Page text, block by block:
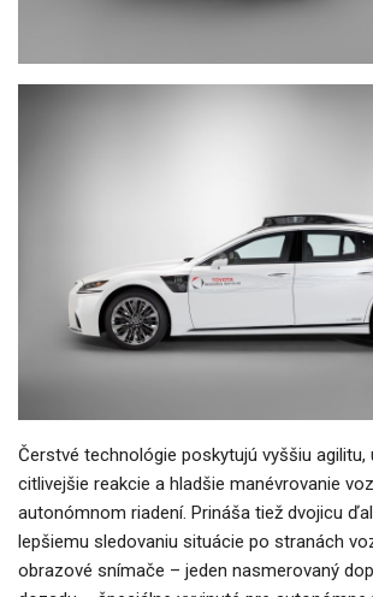
Čerstvé technológie poskytujú vyššiu agilitu,
citlivejšie reakcie a hladšie manévrovanie
autonómnom riadení. Prináša tiež dvojicu
lepšiemu sledovaniu situácie po stranách
obrazové snímače – jeden nasmerovaný